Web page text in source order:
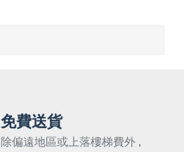
免費送貨
除偏遠地區或上落樓梯費外 ,